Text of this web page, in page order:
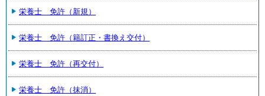
栄養士 免許（新規）
栄養士 免許（籍訂正・書換え交付）
栄養士 免許（再交付）
栄養士 免許（抹消）